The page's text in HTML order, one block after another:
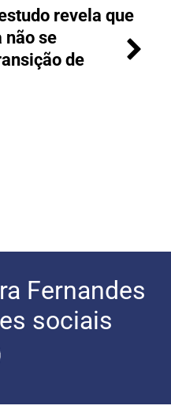
revela que
não se
de
Fernandes
sociais